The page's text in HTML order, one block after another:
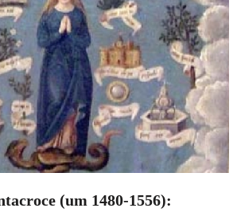
(um 1480-1556):